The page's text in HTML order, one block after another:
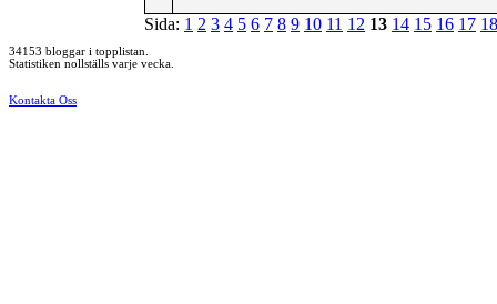
Sida: 1 2 3 4 5 6 7 8 9 10 11 12 13 14 15 16 17 18
34153 bloggar i topplistan.
Statistiken nollställs varje vecka.
Kontakta Oss